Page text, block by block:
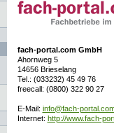
fach-portal.com GmbH
Ahornweg 5
14656 Brieselang
Tel.: (033232) 45 49 76
freecall: (0800) 322 90 27
E-Mail: info@fach-
Internet: http://www.fach-